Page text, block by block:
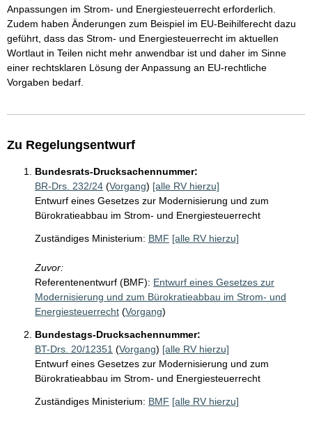
Anpassungen im Strom- und Energiesteuerrecht erforderlich.
Zudem haben Änderungen zum Beispiel im EU-Beihilferecht dazu
geführt, dass das Strom- und Energiesteuerrecht im aktuellen
Wortlaut in Teilen nicht mehr anwendbar ist und daher im Sinne
einer rechtsklaren Lösung der Anpassung an EU-rechtliche
Vorgaben bedarf.
Zu Regelungsentwurf
Bundesrats-Drucksachennummer:
BR-Drs. 232/24 (Vorgang) [alle RV hierzu]
Entwurf eines Gesetzes zur Modernisierung und zum
Bürokratieabbau im Strom- und Energiesteuerrecht
Zuständiges Ministerium: BMF [alle RV hierzu]
Zuvor:
Referentenentwurf (BMF): Entwurf eines Gesetzes zur
Modernisierung und zum Bürokratieabbau im Strom- und
Energiesteuerrecht (Vorgang)
Bundestags-Drucksachennummer:
BT-Drs. 20/12351 (Vorgang) [alle RV hierzu]
Entwurf eines Gesetzes zur Modernisierung und zum
Bürokratieabbau im Strom- und Energiesteuerrecht
Zuständiges Ministerium: BMF [alle RV hierzu]